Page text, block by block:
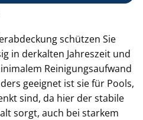
schützen Sie
in derkalten Jahreszeit und
Reinigungsaufwand
geeignet ist sie für Pools,
sind, da hier der stabile
sorgt, auch bei starkem